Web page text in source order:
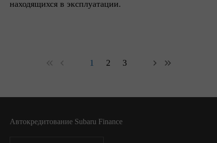
находящихся в эксплуатации.
1 2 3
Автокредитование Subaru Finance